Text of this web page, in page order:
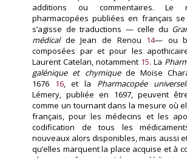
additions ou commentaires. Le
pharmacopées publiées en français se
s’agisse de traductions — celle du
médicalde Jean de Renou 14— ou
composées par et pour les
Laurent Catelan, notamment 15. La
galénique et chymiquede Moïse
1676 16, et la Pharmacopée
Lémery, publiée en 1697, peuvent
comme un tournant dans la mesure où
français, pour les médecins et les
codification de tous les
nouveaux alors disponibles, mais aussi
qu’elles marquent la place acquise et à